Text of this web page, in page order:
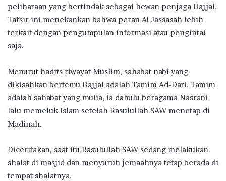
peliharaan yang bertindak sebagai hewan penjaga Dajjal.
Tafsir ini menekankan bahwa peran Al Jassasah lebih
terkait dengan pengumpulan informasi atau pengintai
saja.
Menurut hadits riwayat Muslim, sahabat nabi yang
dikisahkan bertemu Dajjal adalah Tamim Ad-Dari. Tamim
adalah sahabat yang mulia, ia dahulu beragama Nasrani
lalu memeluk Islam setelah Rasulullah SAW menetap di
Madinah.
Diceritakan, saat itu Rasulullah SAW sedang melakukan
shalat di masjid dan menyuruh jemaahnya tetap berada di
tempat shalatnya.